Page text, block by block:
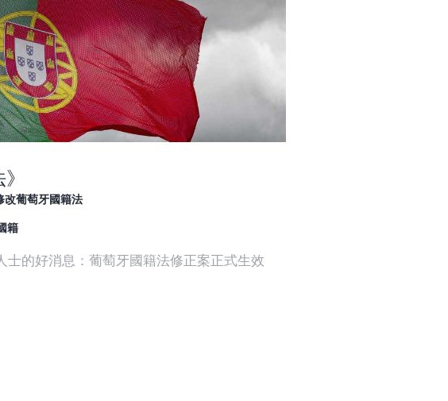
改葡萄牙國籍法
籍
士的好消息：葡萄牙國籍法修正案正式生效